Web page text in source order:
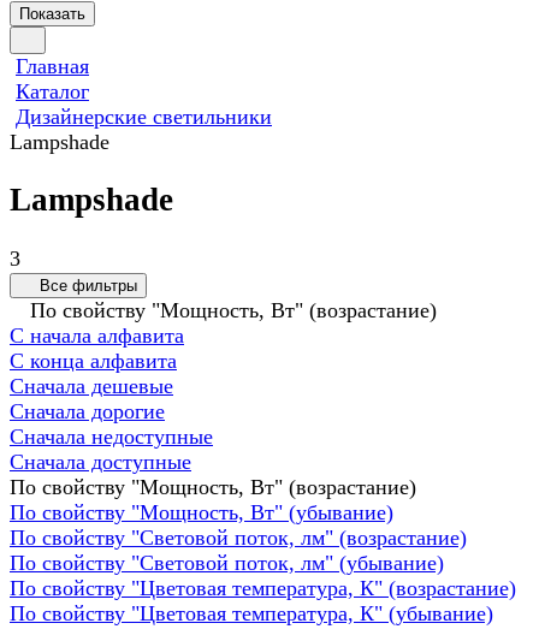
Показать
Главная
Каталог
Дизайнерские светильники
Lampshade
Lampshade
3
Все фильтры
По свойству "Мощность, Вт" (возрастание)
С начала алфавита
С конца алфавита
Сначала дешевые
Сначала дорогие
Сначала недоступные
Сначала доступные
По свойству "Мощность, Вт" (возрастание)
По свойству "Мощность, Вт" (убывание)
По свойству "Световой поток, лм" (возрастание)
По свойству "Световой поток, лм" (убывание)
По свойству "Цветовая температура, К" (возрастание)
По свойству "Цветовая температура, К" (убывание)